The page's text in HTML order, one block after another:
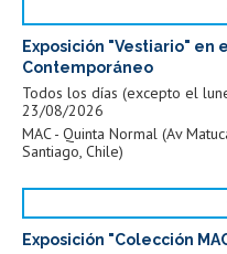
Exposición "Vestiario" en
Contemporáneo
Todos los días (excepto el
23/08/2026
MAC - Quinta Normal (Av
Santiago, Chile)
Exposición "Colección